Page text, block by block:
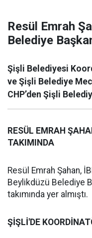
Resül Emrah
Belediye
Şişli Belediyesi
ve Şişli Belediye
CHP’den Şişli
RESÜL EMRAH
TAKIMINDA
Resül Emrah Şahan,
Beylikdüzü Belediye
takımında yer almıştı.
ŞİŞLİ'DE